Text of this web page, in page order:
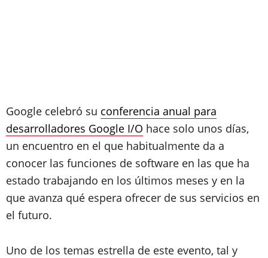
Google celebró su conferencia anual para
desarrolladores Google I/O hace solo unos días,
un encuentro en el que habitualmente da a
conocer las funciones de software en las que ha
estado trabajando en los últimos meses y en la
que avanza qué espera ofrecer de sus servicios en
el futuro.
Uno de los temas estrella de este evento, tal y